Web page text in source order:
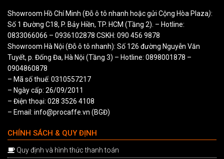
Showroom Hồ Chí Minh (Đỗ ô tô nhanh hoặc gửi Cộng Hòa Plaza):
Số 1 Đường C18, P. Bảy Hiền, TP. HCM (Tầng 2). – Hotline:
0833066066 – 0936102878 CSKH: 090 456 9878
Showroom Hà Nội (Đỗ ô tô nhanh): Số 126 đường Nguyễn Văn
Tuyết, p. Đống Đa, Hà Nội (Tầng 3) – Hotline: 0898001878 –
0904860878
– Mã số thuế: 0310557217
– Ngày cấp: 26/09/2011
– Điện thoại: 028 3526 4108
– Email: info@procaffe.vn (BGĐ)
CHÍNH SÁCH & QUY ĐỊNH
Quy định và hình thức thanh toán